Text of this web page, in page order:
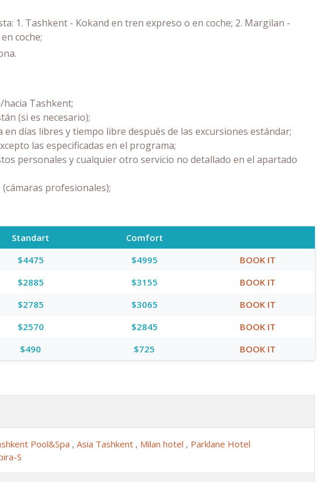
1. Tashkent - Kokand en tren expreso o en coche; 2. Margilan -
coche;
Tashkent;
(si es necesario);
días libres y tiempo libre después de las excursiones estándar;
las especificadas en el programa;
personales y cualquier otro servicio no detallado en el apartado
profesionales);
Standart
Comfort
$4475 $4995
BOOK IT
$2885 $3155
BOOK IT
$2785 $3065
BOOK IT
$2570 $2845
BOOK IT
$490 $725 BOOK IT
Pool&Spa , Asia Tashkent , Milan hotel , Parklane Hotel
S